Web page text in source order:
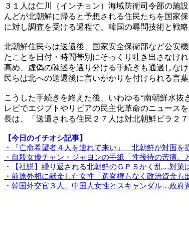
３１人は仁川（インチョン）海域防衛司令部の施
んどが北朝鮮に帰ると予想される住民たちを国家
に対し調査を受ける過程で、韓国の尋問技術と戦
北朝鮮住民らは送還後、国家安全保衛部など公安
たことを日付・時間帯別にそっくり吐き出さなけ
高め、虚偽の陳述を選り分ける手続きも通過しな
民らは北への送還後に言いがかりを付けられる言
こうした手続きを終えた後、いわゆる“南朝鮮水
レビでエジプトやリビアの民主化革命のニュース
長は、「送還される住民２７人は対北朝鮮ビラ２
【今日のイチオシ記事】
・「亡命希望者４人を連れて来い」 北朝鮮が対面を
・自殺女優チャン・ジャヨンの手紙「性接待の苦痛、
・【社説】繰り返される北朝鮮のＧＰＳかく乱…対策
・前原外相に献金した女性「選挙権もなく政治資金も
・韓国外交官３人、中国人女性とスキャンダル…政府